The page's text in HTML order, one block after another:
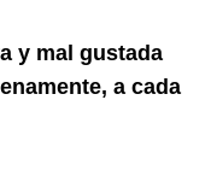
y mal gustada
a cada